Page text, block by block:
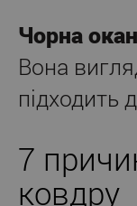
Чорна
Вона
підходить
7
ковдру